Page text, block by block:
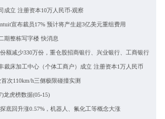
成立 注册资本10万人民币-观察
宣布裁员17% 预计将产生超3亿美元重组费用
期整栋写字楼 快消息
额减少330万份，重仓股招商银行、兴业银行、工商银行
裁床加工中心（个体工商户）成立 注册资本1万人民币
次110km/h三侧极限碰撞实测
龙虎榜数据(05-15)
底回升涨0.57%，机器人、氟化工等概念大涨